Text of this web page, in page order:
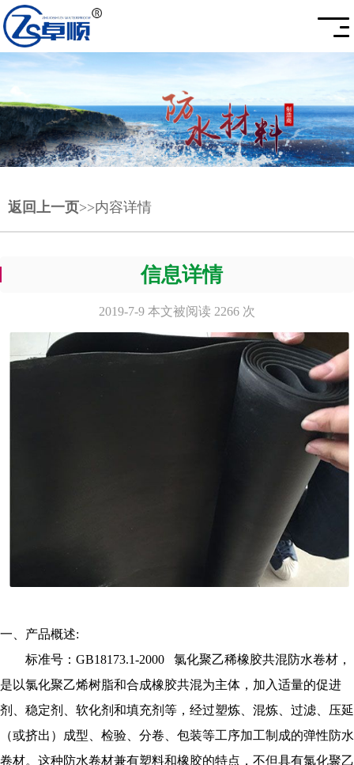
返回上一页>>内容详情
信息详情
2019-7-9 本文被阅读 2266 次
一、产品概述:
标准号：GB18173.1-2000 氯化聚乙稀橡胶共混防水卷材，
是以氯化聚乙烯树脂和合成橡胶共混为主体，加入适量的促进
剂、稳定剂、软化剂和填充剂等，经过塑炼、混炼、过滤、压延
（或挤出）成型、检验、分卷、包装等工序加工制成的弹性防水
卷材。这种防水卷材兼有塑料和橡胶的特点，不但具有氯化聚乙